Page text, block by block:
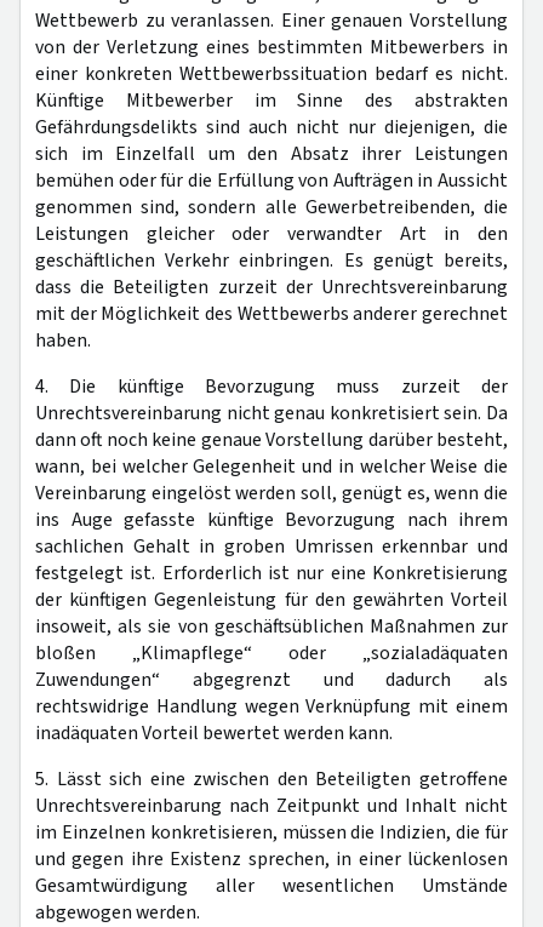
Wettbewerb zu veranlassen. Einer genauen Vorstellung
von der Verletzung eines bestimmten Mitbewerbers in
einer konkreten Wettbewerbssituation bedarf es nicht.
Künftige Mitbewerber im Sinne des abstrakten
Gefährdungsdelikts sind auch nicht nur diejenigen, die
sich im Einzelfall um den Absatz ihrer Leistungen
bemühen oder für die Erfüllung von Aufträgen in Aussicht
genommen sind, sondern alle Gewerbetreibenden, die
Leistungen gleicher oder verwandter Art in den
geschäftlichen Verkehr einbringen. Es genügt bereits,
dass die Beteiligten zurzeit der Unrechtsvereinbarung
mit der Möglichkeit des Wettbewerbs anderer gerechnet
haben.
4. Die künftige Bevorzugung muss zurzeit der
Unrechtsvereinbarung nicht genau konkretisiert sein. Da
dann oft noch keine genaue Vorstellung darüber besteht,
wann, bei welcher Gelegenheit und in welcher Weise die
Vereinbarung eingelöst werden soll, genügt es, wenn die
ins Auge gefasste künftige Bevorzugung nach ihrem
sachlichen Gehalt in groben Umrissen erkennbar und
festgelegt ist. Erforderlich ist nur eine Konkretisierung
der künftigen Gegenleistung für den gewährten Vorteil
insoweit, als sie von geschäftsüblichen Maßnahmen zur
bloßen „Klimapflege“ oder „sozialadäquaten
Zuwendungen“ abgegrenzt und dadurch als
rechtswidrige Handlung wegen Verknüpfung mit einem
inadäquaten Vorteil bewertet werden kann.
5. Lässt sich eine zwischen den Beteiligten getroffene
Unrechtsvereinbarung nach Zeitpunkt und Inhalt nicht
im Einzelnen konkretisieren, müssen die Indizien, die für
und gegen ihre Existenz sprechen, in einer lückenlosen
Gesamtwürdigung aller wesentlichen Umstände
abgewogen werden.